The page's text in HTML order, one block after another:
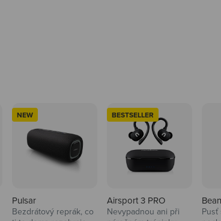
NEW
Pulsar
Bezdrátový reprák, co
BESTSELLER
Airsport 3 PRO
Nevypadnou ani při